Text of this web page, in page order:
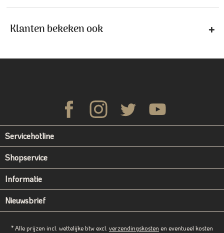
Klanten bekeken ook
Servicehotline
Shopservice
Informatie
Nieuwsbrief
* Alle prijzen incl. wettelijke btw excl. verzendingskosten en eventueel kosten